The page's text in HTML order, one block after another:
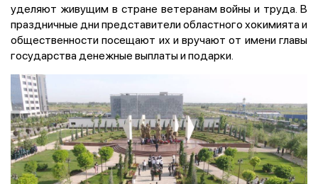
уделяют живущим в стране ветеранам войны и труда. В
праздничные дни представители областного хокимията и
общественности посещают их и вручают от имени главы
государства денежные выплаты и подарки.